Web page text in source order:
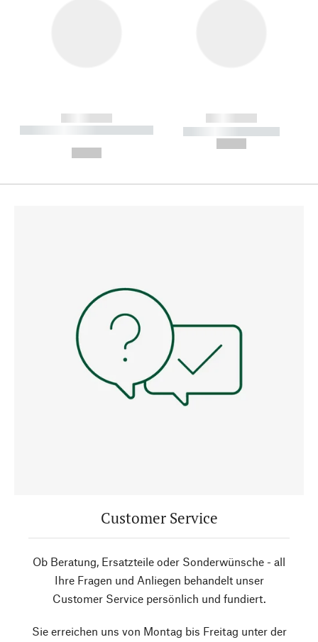
------------
----------- ----------- --------
------------
----------- -----------
Customer Service
Ob Beratung, Ersatzteile oder Sonderwünsche - all
Ihre Fragen und Anliegen behandelt unser
Customer Service persönlich und fundiert.
Sie erreichen uns von Montag bis Freitag unter der